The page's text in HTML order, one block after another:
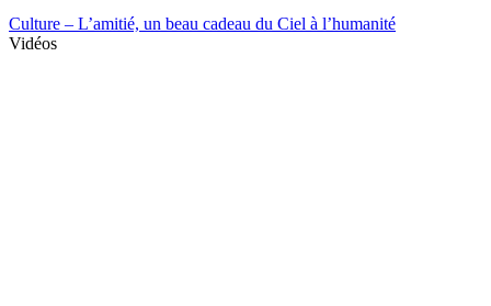
Culture – L’amitié, un beau cadeau du Ciel à l’humanité
Vidéos